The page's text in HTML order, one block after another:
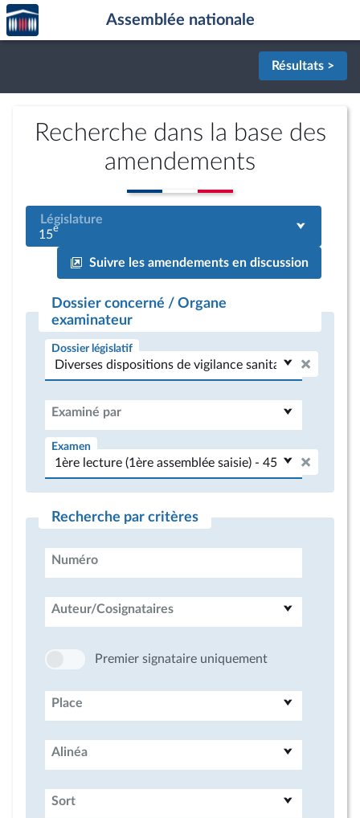
Aller au contenu
Aller en bas de la page
Accèder
à la
page
Assemblée nationale
Résultats >
Recherche dans la base des
amendements
Législature
15e
Suivre les amendements en discussion
Dossier concerné / Organe
examinateur
Dossier législatif
Examiné par
Examen
Recherche par critères
Numéro
Auteur/Cosignataires
Premier signataire uniquement
Place
Alinéa
Sort